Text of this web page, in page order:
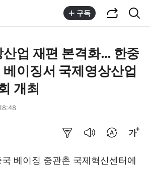
구독
산업 재편 본격화… 한중
이징서 국제영상산업
개최
베이징 중관촌 국제혁신센터에